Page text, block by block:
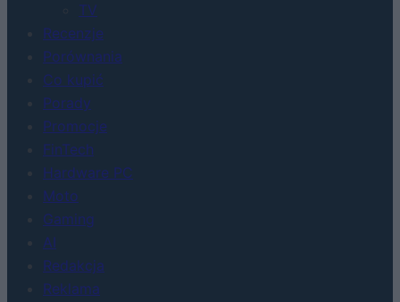
TV
Recenzje
Porównania
Co kupić
Porady
Promocje
FinTech
Hardware PC
Moto
Gaming
AI
Redakcja
Reklama